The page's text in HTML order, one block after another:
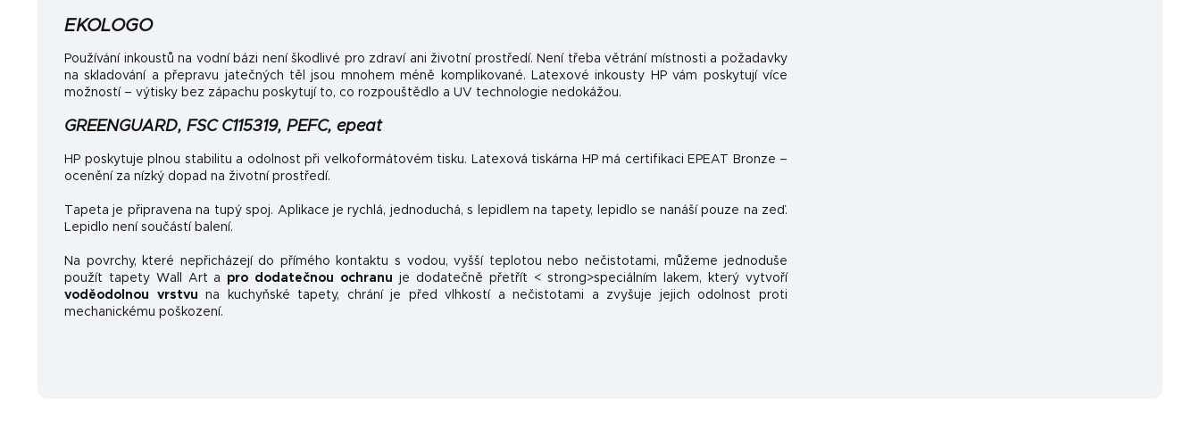
EKOLOGO
Používání inkoustů na vodní bázi není škodlivé pro zdraví ani životní prostředí. Není třeba větrání místnosti a požadavky
na skladování a přepravu jatečných těl jsou mnohem méně komplikované. Latexové inkousty HP vám poskytují více
možností – výtisky bez zápachu poskytují to, co rozpouštědlo a UV technologie nedokážou.
GREENGUARD, FSC C115319, PEFC, epeat
HP poskytuje plnou stabilitu a odolnost při velkoformátovém tisku. Latexová tiskárna HP má certifikaci EPEAT Bronze –
ocenění za nízký dopad na životní prostředí.
Tapeta je připravena na tupý spoj. Aplikace je rychlá, jednoduchá, s lepidlem na tapety, lepidlo se nanáší pouze na zeď.
Lepidlo není součástí balení.
Na povrchy, které nepřicházejí do přímého kontaktu s vodou, vyšší teplotou nebo nečistotami, můžeme jednoduše
použít tapety Wall Art a pro dodatečnou ochranu je dodatečně přetřít < strong>speciálním lakem, který vytvoří
voděodolnou vrstvu na kuchyňské tapety, chrání je před vlhkostí a nečistotami a zvyšuje jejich odolnost proti
mechanickému poškození.